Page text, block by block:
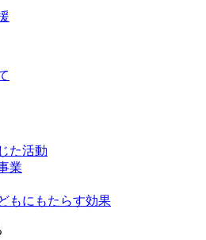
た活動
業
もにもたらす効果